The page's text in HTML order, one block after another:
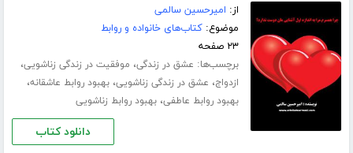
از: امیرحسین سالمی
موضوع:کتاب‌های خانواده و روابط
۲۳ صفحه
برچسب‌ها: عشق در زندگی، موفقیت در زندگی زناشویی،
ازدواج، عشق در زندگی زناشویی،بهبود روابط عاشقانه،
بهبود روابط عاطفی،بهبود روابط زناشویی
دانلود کتاب